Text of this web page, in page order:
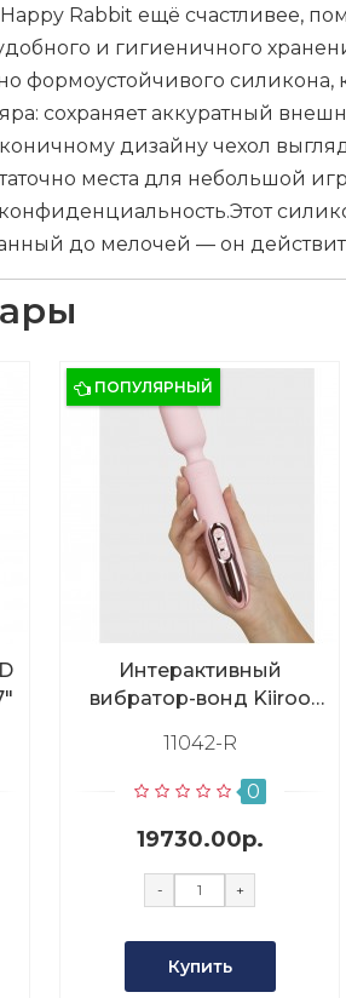
Rabbit ещё счастливее,
и гигиеничного
формоустойчивого силикона,
сохраняет аккуратный
дизайну чехол
места для небольшой
до мелочей — он
ПОПУЛЯРНЫЙ
Интерактивный
вибратор-вонд Kiiroo
11042-R
0
19730.00р.
- +
Купить